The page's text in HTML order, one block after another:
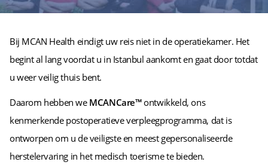
Bij MCAN Health eindigt uw reis niet in de operatiekamer. Het
begint al lang voordat u in Istanbul aankomt en gaat door totdat
u weer veilig thuis bent.
Daarom hebben we MCANCare™ontwikkeld, ons
kenmerkende postoperatieve verpleegprogramma, dat is
ontworpen om u de veiligste en meest gepersonaliseerde
herstelervaring in het medisch toerisme te bieden.